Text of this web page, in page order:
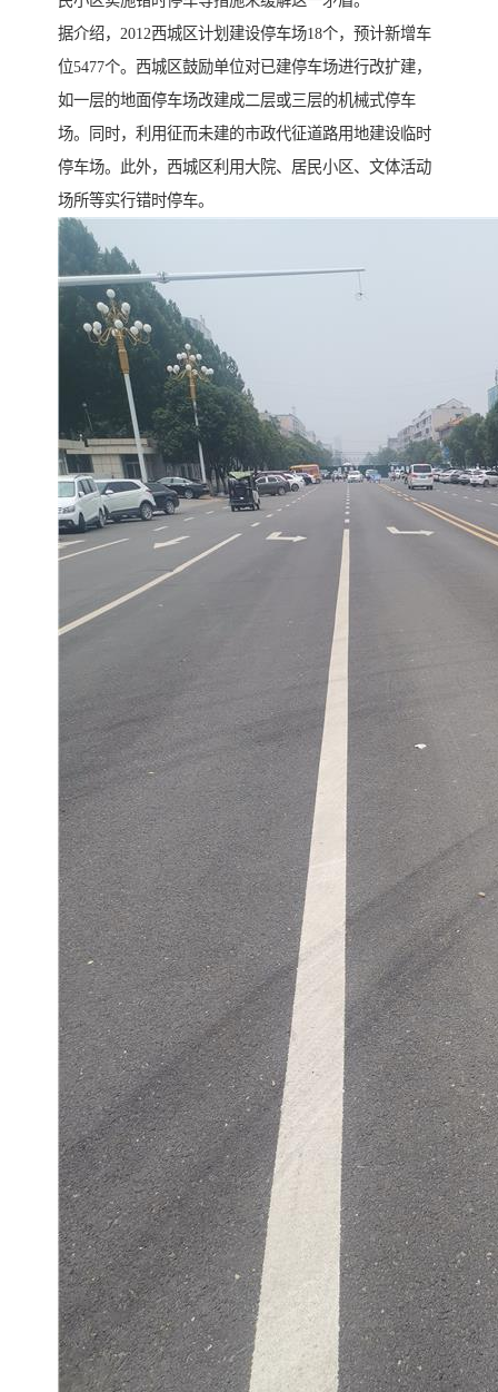
据介绍，2012西城区计划建设停车场18个，预计新增车
位5477个。西城区鼓励单位对已建停车场进行改扩建，
如一层的地面停车场改建成二层或三层的机械式停车
场。同时，利用征而未建的市政代征道路用地建设临时
停车场。此外，西城区利用大院、居民小区、文体活动
场所等实行错时停车。